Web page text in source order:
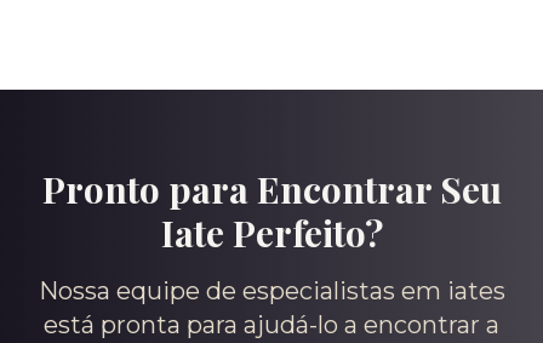
Pronto para Encontrar Seu
Iate Perfeito?
Nossa equipe de especialistas em iates
está pronta para ajudá-lo a encontrar a